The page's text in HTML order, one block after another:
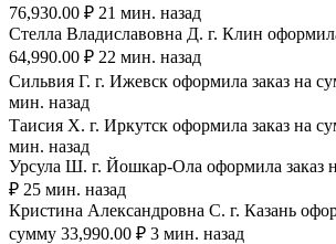
76,930.00 ₽ 21 мин. назад
Стелла Владиславовна Д. г. Клин
64,990.00 ₽ 22 мин. назад
Сильвия Г. г. Ижевск оформила заказ на
мин. назад
Таисия Х. г. Иркутск оформила заказ на
мин. назад
Урсула Ш. г. Йошкар-Ола оформила заказ
₽ 25 мин. назад
Кристина Александровна С. г. Казань
сумму 33,990.00 ₽ 3 мин. назад